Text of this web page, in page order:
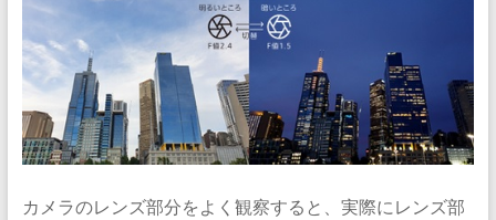
カメラのレンズ部分をよく観察すると、実際にレンズ部